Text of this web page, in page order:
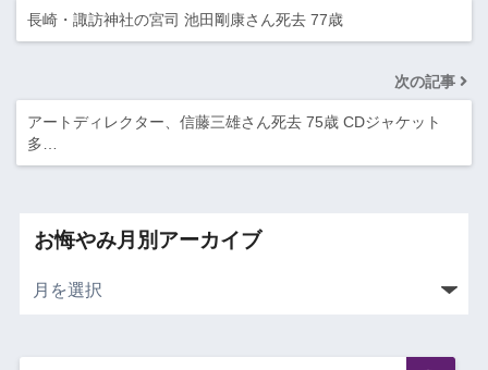
長崎・諏訪神社の宮司 池田剛康さん死去 77歳
次の記事
アートディレクター、信藤三雄さん死去 75歳 CDジャケット
多…
お悔やみ月別アーカイブ